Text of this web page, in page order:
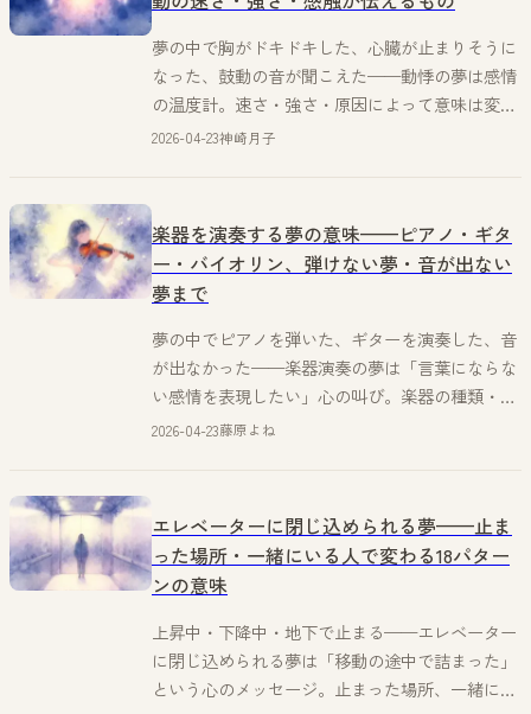
夢の中で胸がドキドキした、心臓が止まりそうに
なった、鼓動の音が聞こえた——動悸の夢は感情
の温度計。速さ・強さ・原因によって意味は変わ
る。神崎月子が言葉にならない感覚を掬い上げ
2026-04-23神崎月子
楽器を演奏する夢の意味——ピアノ・ギタ
ー・バイオリン、弾けない夢・音が出ない
夢まで
夢の中でピアノを弾いた、ギターを演奏した、音
が出なかった——楽器演奏の夢は「言葉にならな
い感情を表現したい」心の叫び。楽器の種類・演
奏の状況・弾けた/弾けないで意味が変わる。藤
2026-04-23藤原よね
エレベーターに閉じ込められる夢——止ま
った場所・一緒にいる人で変わる18パター
ンの意味
上昇中・下降中・地下で止まる——エレベーター
に閉じ込められる夢は「移動の途中で詰まった」
という心のメッセージ。止まった場所、一緒にい